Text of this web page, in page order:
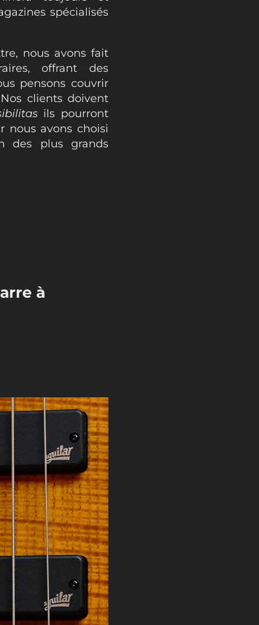
spécialisés
nous avons fait
offrant des
pensons couvrir
clients doivent
ils pourront
nous avons choisi
des plus grands
à